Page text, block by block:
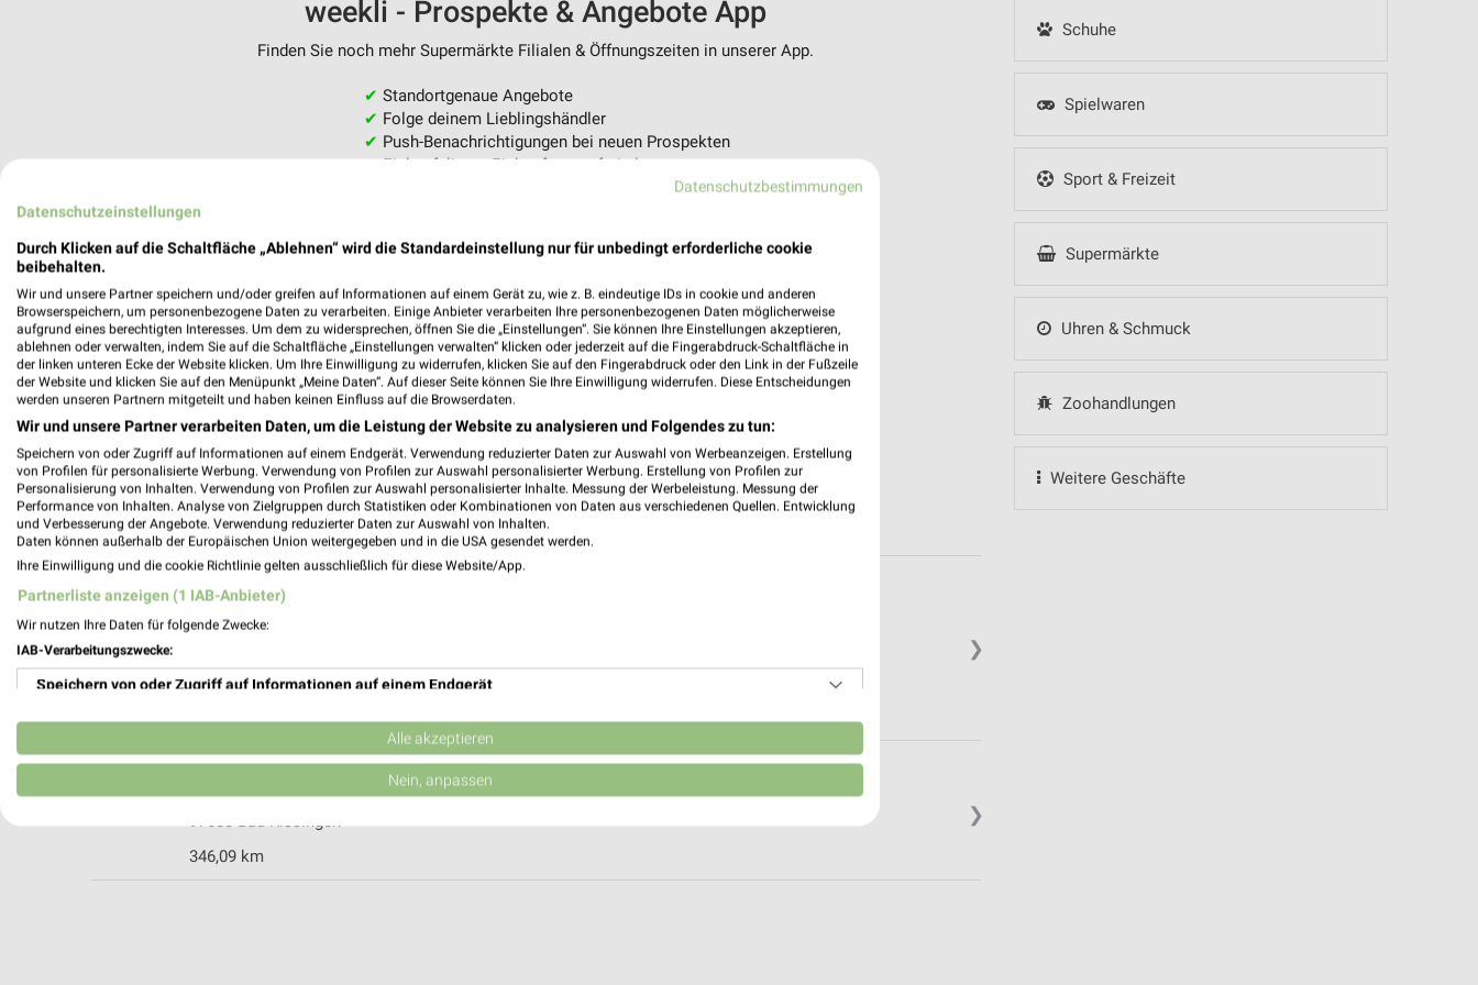
Schuhe
Spielwaren
Sport & Freizeit
Supermärkte
Uhren & Schmuck
Zoohandlungen
Weitere Geschäfte
weekli - Prospekte & Angebote App
Finden Sie noch mehr Supermärkte Filialen & Öffnungszeiten in unserer App.
✔ Standortgenaue Angebote
✔ Folge deinem Lieblingshändler
✔ Push-Benachrichtigungen bei neuen Prospekten
✔Einkaufsliste - Einkauf stressfrei planen
❯
tegut... Bad Kissingen
97688 Bad Kissingen
Heute 07:00 - 20:00 Uhr | Geschlossen
❯
Von-Hessing-Str. 10
97688 Bad Kissingen
346,09 km
Datenschutzbestimmungen
Datenschutzeinstellungen
Durch Klicken auf die Schaltfläche „Ablehnen“ wird die Standardeinstellung nur für unbedingt erforderliche cookie
beibehalten.
Wir und unsere Partner speichern und/oder greifen auf Informationen auf einem Gerät zu, wie z. B. eindeutige IDs in cookie und anderen
Browserspeichern, um personenbezogene Daten zu verarbeiten. Einige Anbieter verarbeiten Ihre personenbezogenen Daten möglicherweise
aufgrund eines berechtigten Interesses. Um dem zu widersprechen, öffnen Sie die „Einstellungen“. Sie können Ihre Einstellungen akzeptieren,
ablehnen oder verwalten, indem Sie auf die Schaltfläche „Einstellungen verwalten“ klicken oder jederzeit auf die Fingerabdruck-Schaltfläche in
der linken unteren Ecke der Website klicken. Um Ihre Einwilligung zu widerrufen, klicken Sie auf den Fingerabdruck oder den Link in der Fußzeile
der Website und klicken Sie auf den Menüpunkt „Meine Daten“. Auf dieser Seite können Sie Ihre Einwilligung widerrufen. Diese Entscheidungen
werden unseren Partnern mitgeteilt und haben keinen Einfluss auf die Browserdaten.
Wir und unsere Partner verarbeiten Daten, um die Leistung der Website zu analysieren und Folgendes zu tun:
Speichern von oder Zugriff auf Informationen auf einem Endgerät. Verwendung reduzierter Daten zur Auswahl von Werbeanzeigen. Erstellung
von Profilen für personalisierte Werbung. Verwendung von Profilen zur Auswahl personalisierter Werbung. Erstellung von Profilen zur
Personalisierung von Inhalten. Verwendung von Profilen zur Auswahl personalisierter Inhalte. Messung der Werbeleistung. Messung der
Performance von Inhalten. Analyse von Zielgruppen durch Statistiken oder Kombinationen von Daten aus verschiedenen Quellen. Entwicklung
und Verbesserung der Angebote. Verwendung reduzierter Daten zur Auswahl von Inhalten.
Daten können außerhalb der Europäischen Union weitergegeben und in die USA gesendet werden.
Ihre Einwilligung und die cookie Richtlinie gelten ausschließlich für diese Website/App.
Partnerliste anzeigen (1 IAB-Anbieter)
Wir nutzen Ihre Daten für folgende Zwecke:
IAB-Verarbeitungszwecke:
Speichern von oder Zugriff auf Informationen auf einem Endgerät
Verwendung reduzierter Daten zur Auswahl von Werbeanzeigen
Erstellung von Profilen für personalisierte Werbung
Erstellung von Profilen zur Personalisierung von Inhalten
Alle akzeptieren
Nein, anpassen